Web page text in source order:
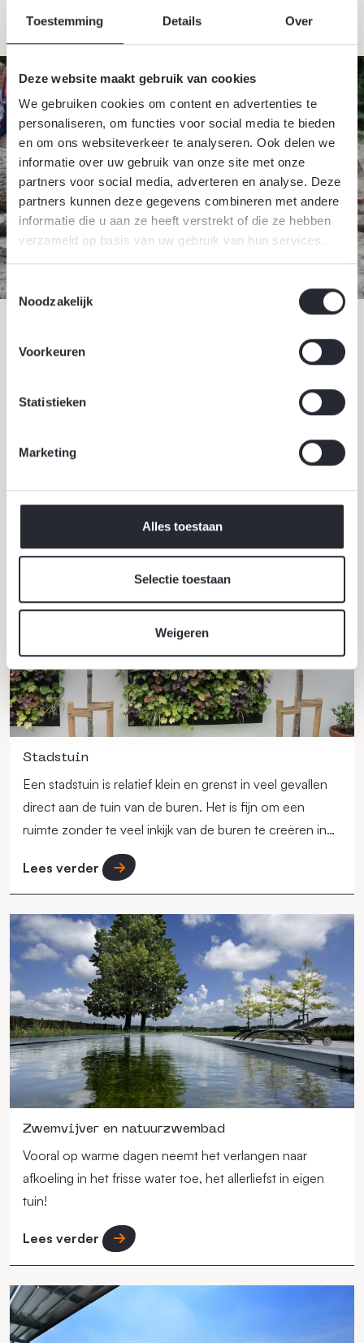
Toestemming Details Over
Deze website maakt gebruik van cookies
We gebruiken cookies om content en advertenties te
personaliseren, om functies voor social media te bieden
en om ons websiteverkeer te analyseren. Ook delen we
informatie over uw gebruik van onze site met onze
partners voor social media, adverteren en analyse. Deze
partners kunnen deze gegevens combineren met andere
informatie die u aan ze heeft verstrekt of die ze hebben
verzameld op basis van uw gebruik van hun services.
Noodzakelijk
Voorkeuren
Statistieken
Marketing
Alles toestaan
Selectie toestaan
Weigeren
Meer inspiratie
Stadstuin
Een stadstuin is relatief klein en grenst in veel gevallen
direct aan de tuin van de buren. Het is fijn om een
ruimte zonder te veel inkijk van de buren te creëren in
de tuin, bijvoorbeeld door gebruik van bomen.
Lees verder
Zwemvijver en natuurzwembad
Vooral op warme dagen neemt het verlangen naar
afkoeling in het frisse water toe, het allerliefst in eigen
tuin!
Lees verder